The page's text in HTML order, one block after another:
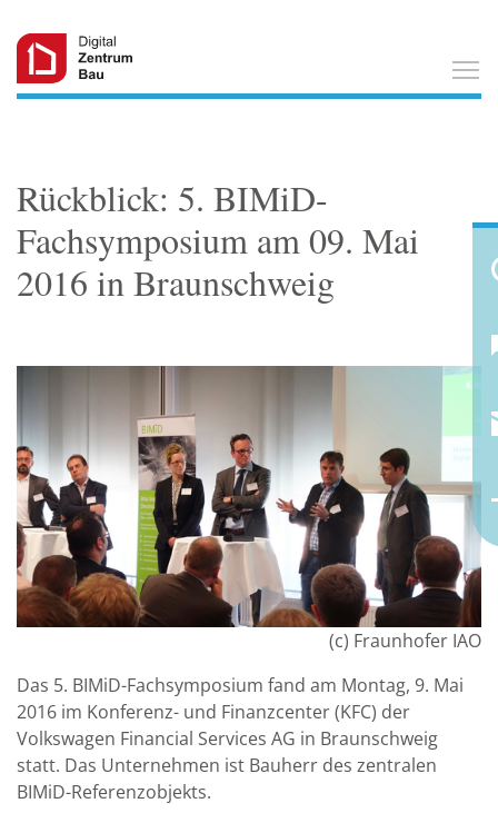
Rückblick: 5. BIMiD-
Fachsymposium am 09. Mai
2016 in Braunschweig
(c) Fraunhofer IAO
Das 5. BIMiD-Fachsymposium fand am Montag, 9. Mai
2016 im Konferenz- und Finanzcenter (KFC) der
Volkswagen Financial Services AG in Braunschweig
statt. Das Unternehmen ist Bauherr des zentralen
BIMiD-Referenzobjekts.